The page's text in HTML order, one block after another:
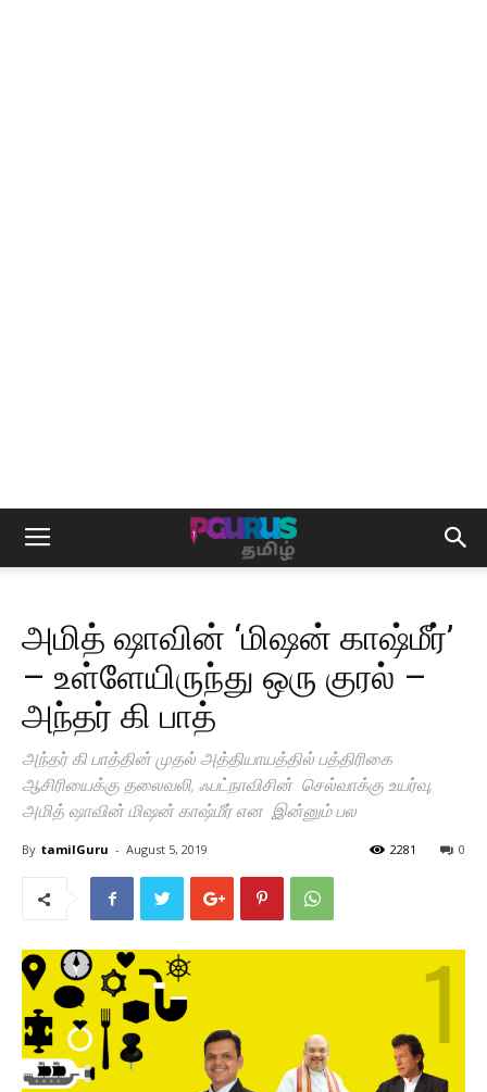
அமித் ஷாவின் ‘மிஷன் காஷ்மீர்’
– உள்ளேயிருந்து ஒரு குரல் –
அந்தர் கி பாத்
அந்தர் கி பாத்தின் முதல் அத்தியாயத்தில் பத்திரிகை
ஆசிரியைக்கு தலைவலி, ஃபட்நாவிசின் செல்வாக்கு உயர்வு,
அமித் ஷாவின் மிஷன் காஷ்மீர் என இன்னும் பல
By tamilGuru - August 5, 2019 0
2281